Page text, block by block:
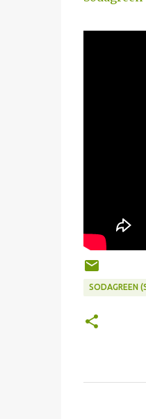
SODAGREEN